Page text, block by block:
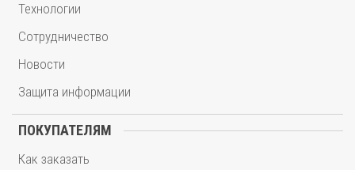
Технологии
Сотрудничество
Новости
Защита информации
ПОКУПАТЕЛЯМ
Как заказать